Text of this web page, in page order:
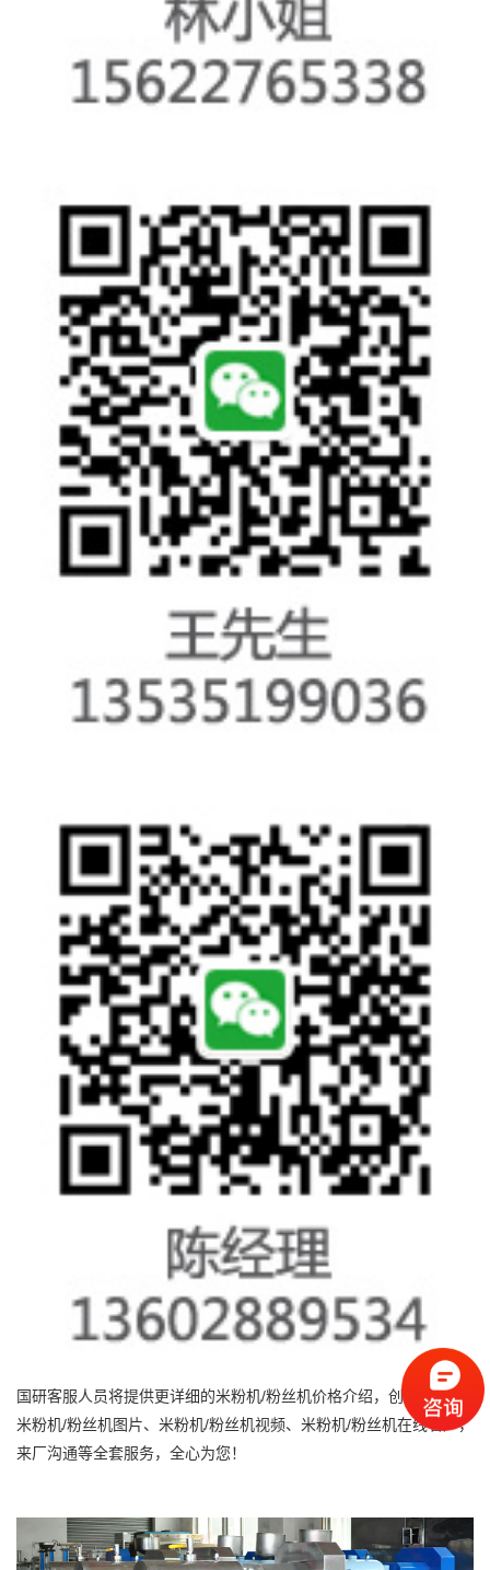
国研客服人员将提供更详细的米粉机/粉丝机价格介绍，创业指导、
米粉机/粉丝机图片、米粉机/粉丝机视频、米粉机/粉丝机在线看厂，
来厂沟通等全套服务，全心为您！